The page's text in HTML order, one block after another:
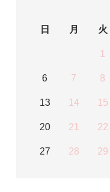
日
月 火
1
6 7 8
13 14 15
20 21 22
27 28 29